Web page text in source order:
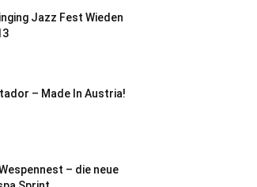
Jazz Fest Wieden
– Made In Austria!
Wespennest – die neue